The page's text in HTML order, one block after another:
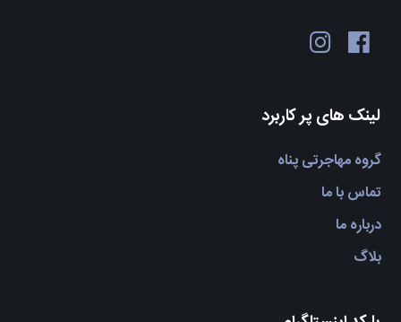
لینک های پر کاربرد
گروه مهاجرتی پناه
تماس با ما
درباره ما
بلاگ